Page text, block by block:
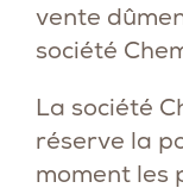
vente
société
La société
réserve la
moment les